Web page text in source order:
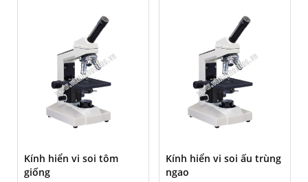
Kính hiển vi soi tôm
giống
Kính hiển vi soi ấu trùng
ngao